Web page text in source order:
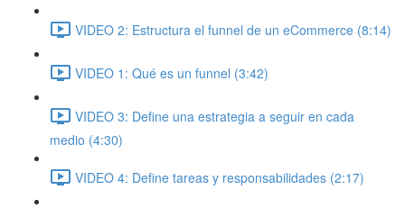
VIDEO 2: Estructura el funnel de un eCommerce (8:14)
VIDEO 1: Qué es un funnel (3:42)
VIDEO 3: Define una estrategia a seguir en cada
medio (4:30)
VIDEO 4: Define tareas y responsabilidades (2:17)